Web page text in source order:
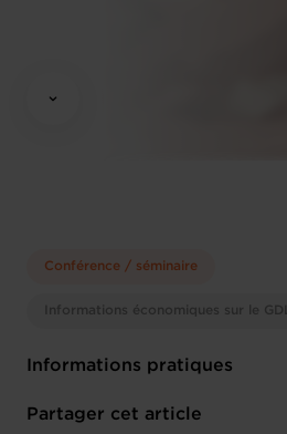
Conférence / séminaire
Informations économiques sur le GDL
Informations pratiques
17h00
Partager cet article